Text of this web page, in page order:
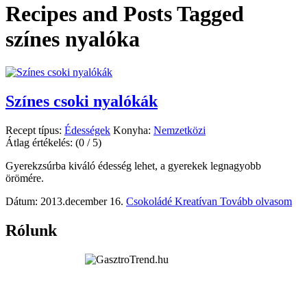
Recipes and Posts Tagged
színes nyalóka
Színes csoki nyalókák
Recept típus: Édességek Konyha: Nemzetközi
Átlag értékelés: (0 / 5)
Gyerekzsúrba kiváló édesség lehet, a gyerekek legnagyobb
örömére.
Dátum: 2013.december 16. Csokoládé Kreatívan Tovább olvasom
Rólunk